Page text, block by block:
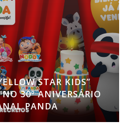
de “Porquinha Peppa”,
nos
STAR KIDS”
30º ANIVERSÁRIO
PANDA
do canal para celebrar